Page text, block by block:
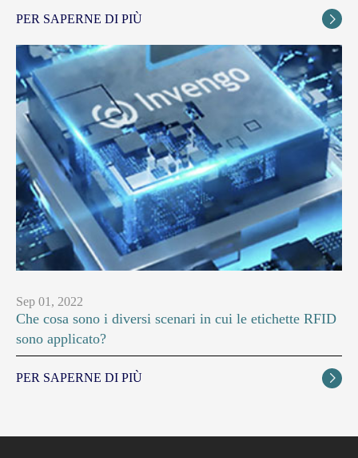
PER SAPERNE DI PIÙ 
Sep 01, 2022
Che cosa sono i diversi scenari in cui le etichette RFID
sono applicato?
PER SAPERNE DI PIÙ 